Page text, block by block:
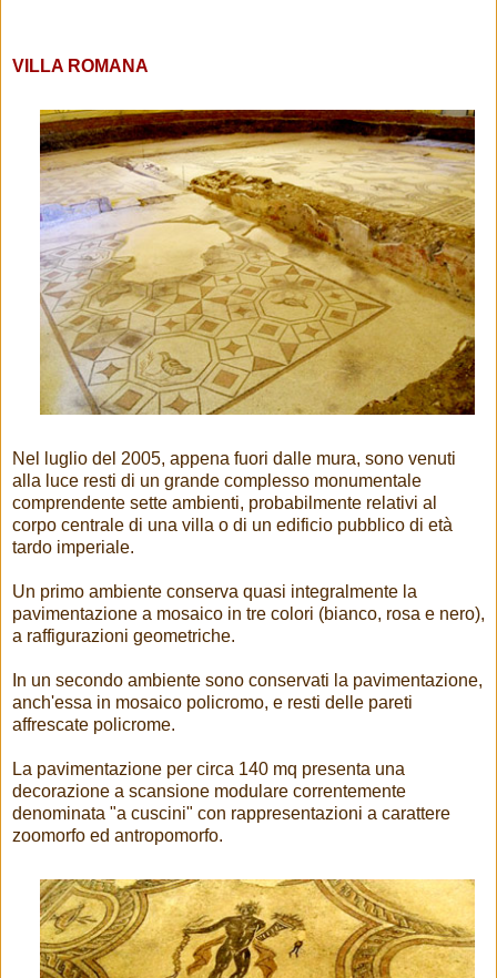
VILLA ROMANA
Nel luglio del 2005, appena fuori dalle mura, sono venuti
alla luce resti di un grande complesso monumentale
comprendente sette ambienti, probabilmente relativi al
corpo centrale di una villa o di un edificio pubblico di età
tardo imperiale.
Un primo ambiente conserva quasi integralmente la
pavimentazione a mosaico in tre colori (bianco, rosa e nero),
a raffigurazioni geometriche.
In un secondo ambiente sono conservati la pavimentazione,
anch'essa in mosaico policromo, e resti delle pareti
affrescate policrome.
La pavimentazione per circa 140 mq presenta una
decorazione a scansione modulare correntemente
denominata "a cuscini" con rappresentazioni a carattere
zoomorfo ed antropomorfo.